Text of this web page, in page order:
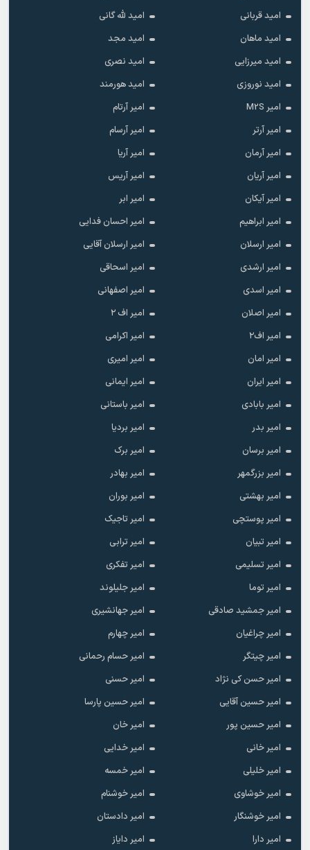
امید قربانی
امید لله گانی
امید ماهان
امید مجد
امید میرزایی
امید نصری
امید نوروزی
امید هورمند
امیر M2S
امیر آرتام
امیر آرتر
امیر آرسام
امیر آرمان
امیر آریا
امیر آریان
امیر آریس
امیر آیکان
امیر ابر
امیر ابراهیم
امیر احسان فدایی
امیر ارسلان
امیر ارسلان آقایی
امیر ارشدی
امیر اسحاقی
امیر اسدی
امیر اصفهانی
امیر اصلان
امیر اف ۲
امیر اف۲
امیر اکرامی
امیر امان
امیر امیری
امیر ایران
امیر ایمانی
امیر بابادی
امیر باستانی
امیر بدر
امیر بردیا
امیر برسان
امیر برک
امیر بزرگمهر
امیر بهادر
امیر بهشتی
امیر بوران
امیر پوستچی
امیر تاجیک
امیر تبیان
امیر ترابی
امیر تسلیمی
امیر تفکری
امیر توما
امیر جلیلوند
امیر جمشید صادقی
امیر جهانشیری
امیر چراغیان
امیر چهارم
امیر چیتگر
امیر حسام رحمانی
امیر حسن کی نژاد
امیر حسنی
امیر حسین آقایی
امیر حسین پارسا
امیر حسین پور
امیر خان
امیر خانی
امیر خدایی
امیر خلیلی
امیر خمسه
امیر خوشاوی
امیر خوشنام
امیر خوشنگار
امیر دادستان
امیر دارا
امیر دایاز